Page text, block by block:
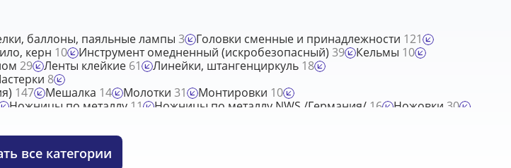
баллоны, паяльные лампы 3 Головки сменные и принадлежности 121
керн 10 Инструмент омедненный (искробезопасный) 39 Кельмы 10
29 Ленты клейкие 61 Линейки, штангенциркуль 18
8
147 Мешалка 14 Молотки 31 Монтировки 10
Ножницы по металлу 11 Ножницы по металлу NWS /Германия/ 16 Ножовки 30
Рубанки для ГКЛ3
(степлеры) и скобы
металлические7
все категории